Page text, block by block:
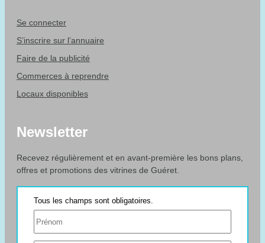
Se connecter
S’inscrire sur l’annuaire
Faire de la publicité
Commerces à reprendre
Locaux disponibles
Newsletter
Recevez régulièrement et en avant-première les bons plans,
offres et promotions des vitrines de Guéret.